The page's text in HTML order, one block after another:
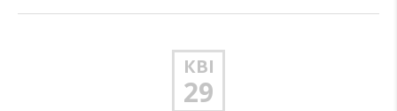
КВІ
29